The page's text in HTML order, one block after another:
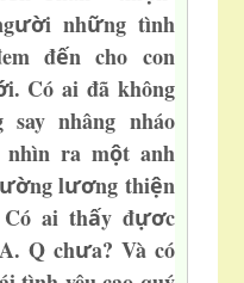
ười những tình
đến cho con
i. Có ai đã không
say nhâng nháo
nhìn ra một anh
ường lương thiện
ai thấy đựơc
Q chưa? Và có